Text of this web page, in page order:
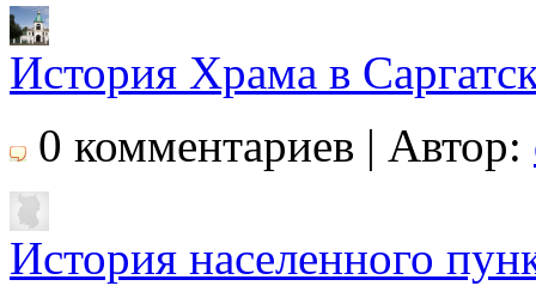
История Храма в
0 комментариев | Автор:
История населенного